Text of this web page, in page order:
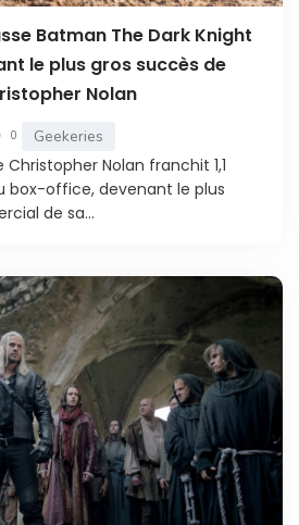
Batman The Dark Knight
le plus gros succès de
Nolan
0 Geekeries
Christopher Nolan franchit 1,1
box-office, devenant le plus
de sa...